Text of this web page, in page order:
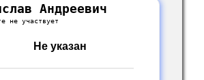
Андреевич
не участвует
Не указан